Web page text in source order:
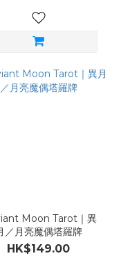
Moon Tarot｜異
／月亮魔偶塔羅牌
HK$149.00